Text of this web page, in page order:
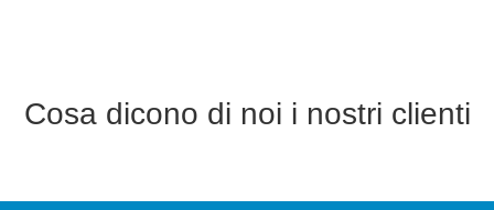
Cosa dicono di noi i nostri clienti